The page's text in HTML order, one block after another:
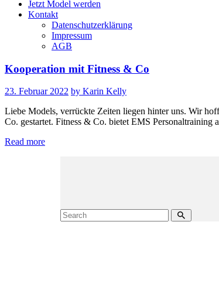
Jetzt Model werden
Kontakt
Datenschutzerklärung
Impressum
AGB
Kooperation mit Fitness & Co
23. Februar 2022 by Karin Kelly
Liebe Models, verrückte Zeiten liegen hinter uns. Wir
Co. gestartet. Fitness & Co. bietet EMS
Read more